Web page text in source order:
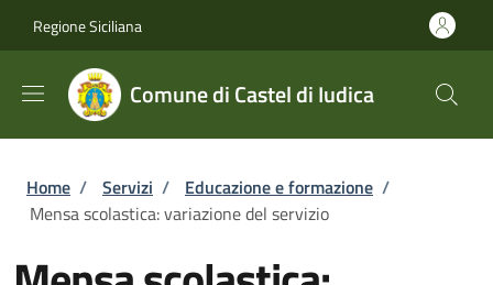
Regione Siciliana
Comune di Castel di Iudica
Briciole di pane
Home / Servizi / Educazione e formazione /
Mensa scolastica: variazione del servizio